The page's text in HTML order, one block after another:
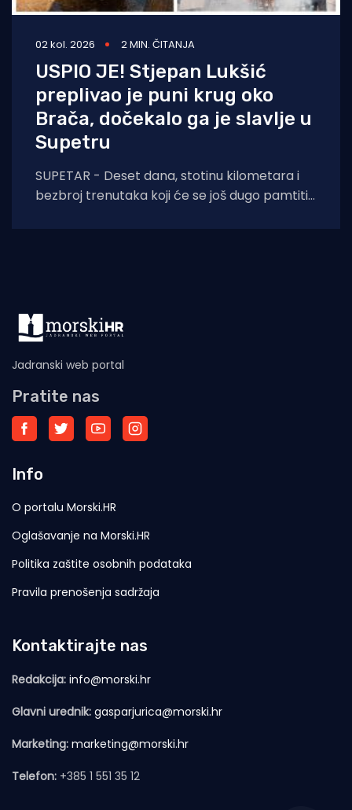
02 kol. 2026 2 MIN. ČITANJA
USPIO JE! Stjepan Lukšić
preplivao je puni krug oko
Brača, dočekalo ga je slavlje u
Supetru
SUPETAR - Deset dana, stotinu kilometara i
bezbroj trenutaka koji će se još dugo pamtiti.
Jadranski web portal
Pratite nas
Info
O portalu Morski.HR
Oglašavanje na Morski.HR
Politika zaštite osobnih podataka
Pravila prenošenja sadržaja
Kontaktirajte nas
Redakcija: info@morski.hr
Glavni urednik: gasparjurica@morski.hr
Marketing: marketing@morski.hr
Telefon: +385 1 551 35 12